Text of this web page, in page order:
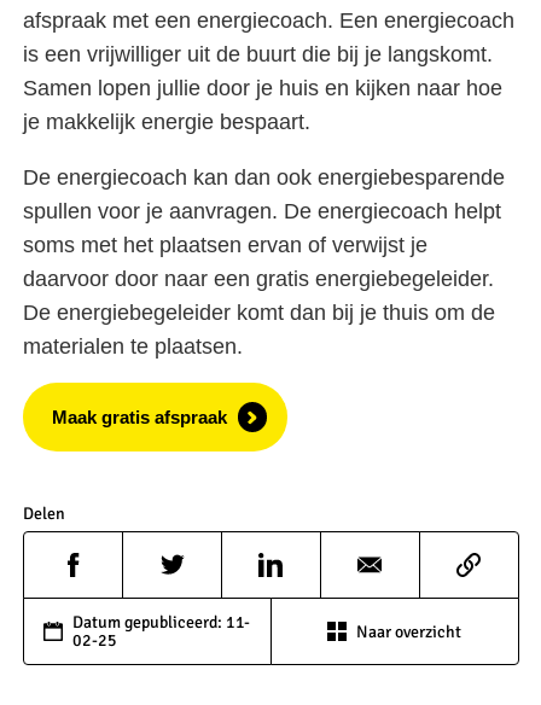
afspraak met een energiecoach. Een energiecoach
is een vrijwilliger uit de buurt die bij je langskomt.
Samen lopen jullie door je huis en kijken naar hoe
je makkelijk energie bespaart.
De energiecoach kan dan ook energiebesparende
spullen voor je aanvragen. De energiecoach helpt
soms met het plaatsen ervan of verwijst je
daarvoor door naar een gratis energiebegeleider.
De energiebegeleider komt dan bij je thuis om de
materialen te plaatsen.
Maak gratis afspraak
Delen
Datum gepubliceerd: 11-
02-25
Naar overzicht